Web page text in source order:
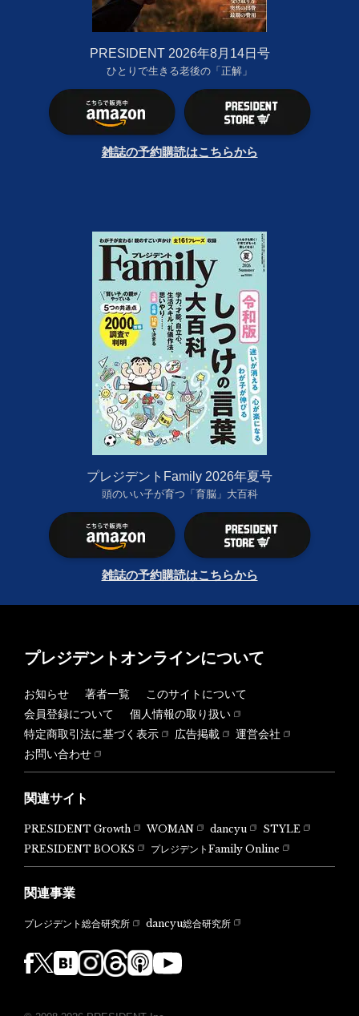
PRESIDENT 2026年8月14日号
ひとりで生きる老後の「正解」
雑誌の予約購読はこちらから
プレジデントFamily 2026年夏号
頭のいい子が育つ「育脳」大百科
雑誌の予約購読はこちらから
プレジデントオンラインについて
お知らせ 著者一覧
このサイトについて
会員登録について
個人情報の取り扱い
特定商取引法に基づく表示
広告掲載
運営会社
お問い合わせ
関連サイト
PRESIDENT Growth WOMAN dancyu
STYLE
PRESIDENT BOOKS
プレジデントFamily Online
関連事業
プレジデント総合研究所 dancyu総合研究所